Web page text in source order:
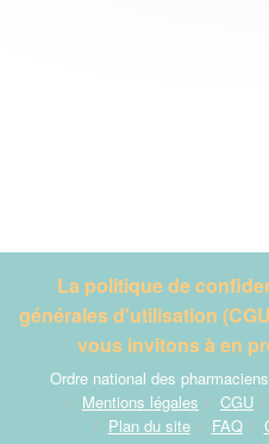
La politique de
générales d'utilisation
vous invitons à en
Ordre national des
Mentions légales
CGU
Plan du site
FAQ